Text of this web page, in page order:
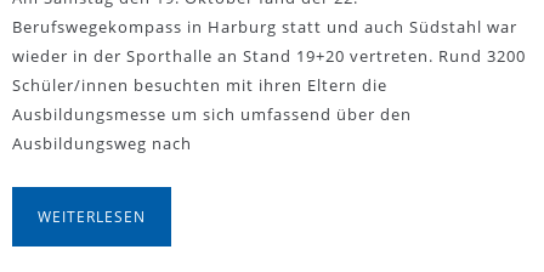
Berufswegekompass in Harburg statt und auch Südstahl war
wieder in der Sporthalle an Stand 19+20 vertreten. Rund 3200
Schüler/innen besuchten mit ihren Eltern die
Ausbildungsmesse um sich umfassend über den
Ausbildungsweg nach
WEITERLESEN